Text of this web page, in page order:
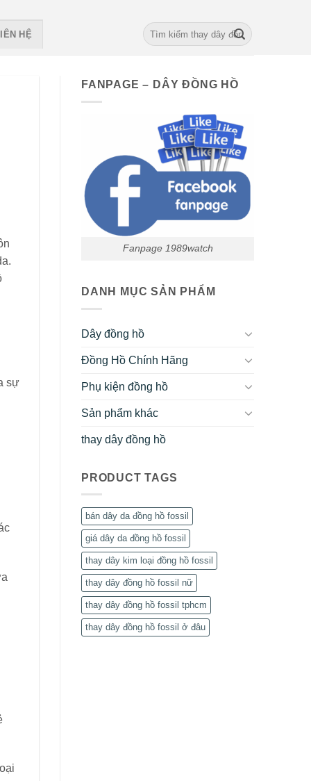
HỆ
Search
for:
sự
FANPAGE – DÂY ĐỒNG HỒ
Fanpage 1989watch
DANH MỤC SẢN PHẨM
Dây đồng hồ
Đồng Hồ Chính Hãng
Phụ kiện đồng hồ
Sản phẩm khác
thay dây đồng hồ
PRODUCT TAGS
bán dây da đồng hồ fossil
giá dây da đồng hồ fossil
thay dây kim loại đồng hồ fossil
thay dây đồng hồ fossil nữ
thay dây đồng hồ fossil tphcm
thay dây đồng hồ fossil ở đâu